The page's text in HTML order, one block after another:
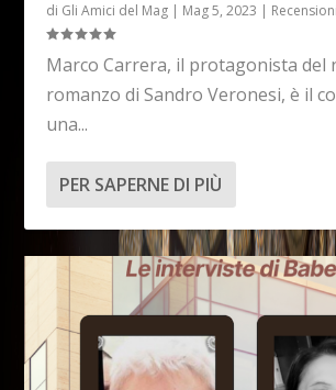
di Gli Amici del Mag | Mag 5, 2023 | Recensioni
Marco Carrera, il protagonista del
romanzo di Sandro Veronesi, è il
una...
PER SAPERNE DI PIÙ